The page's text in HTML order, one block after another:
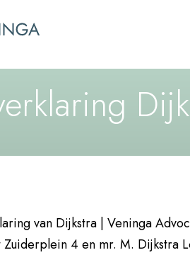
van Dijkstra | Veninga
Zuiderplein 4 en mr. M. Dijkstra